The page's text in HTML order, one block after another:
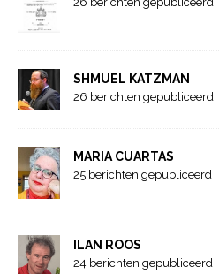
SHMUEL KATZMAN
26 berichten gepubliceerd
MARIA CUARTAS
25 berichten gepubliceerd
ILAN ROOS
24 berichten gepubliceerd